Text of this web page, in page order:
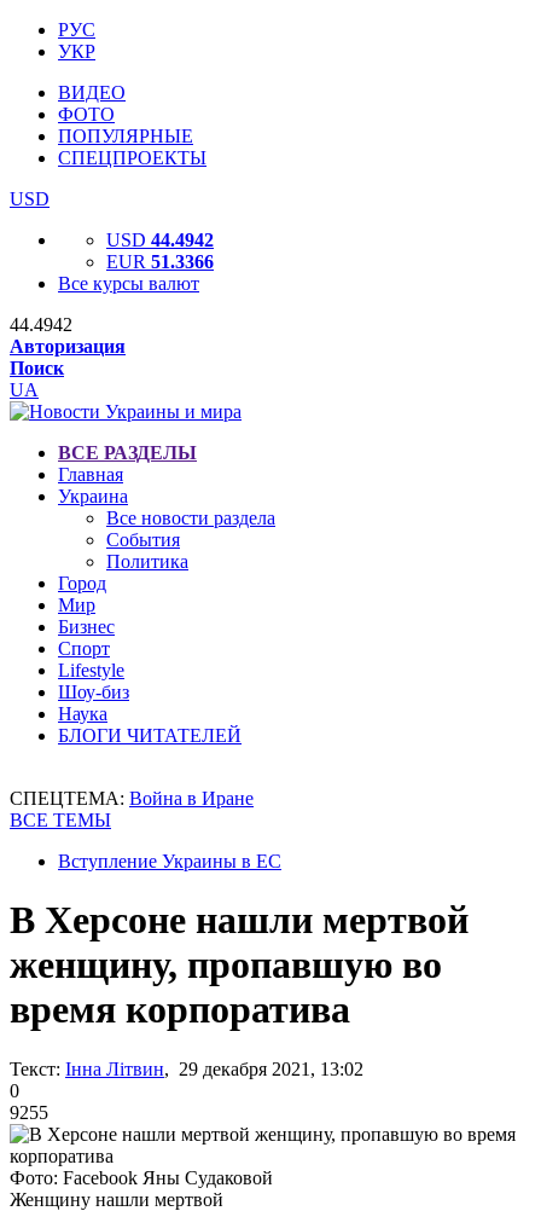
РУС
УКР
ВИДЕО
ФОТО
ПОПУЛЯРНЫЕ
СПЕЦПРОЕКТЫ
USD
USD 44.4942
EUR 51.3366
Все курсы валют
44.4942
Авторизация
Поиск
UA
ВСЕ РАЗДЕЛЫ
Главная
Украина
Все новости раздела
События
Политика
Город
Мир
Бизнес
Спорт
Lifestyle
Шоу-биз
Наука
БЛОГИ ЧИТАТЕЛЕЙ
СПЕЦТЕМА: Война в Иране
ВСЕ ТЕМЫ
Вступление Украины в ЕС
В Херсоне нашли мертвой
женщину, пропавшую во
время корпоратива
Текст: Інна Літвин, 29 декабря 2021, 13:02
0
9255
Фото: Facebook Яны Судаковой
Женщину нашли мертвой